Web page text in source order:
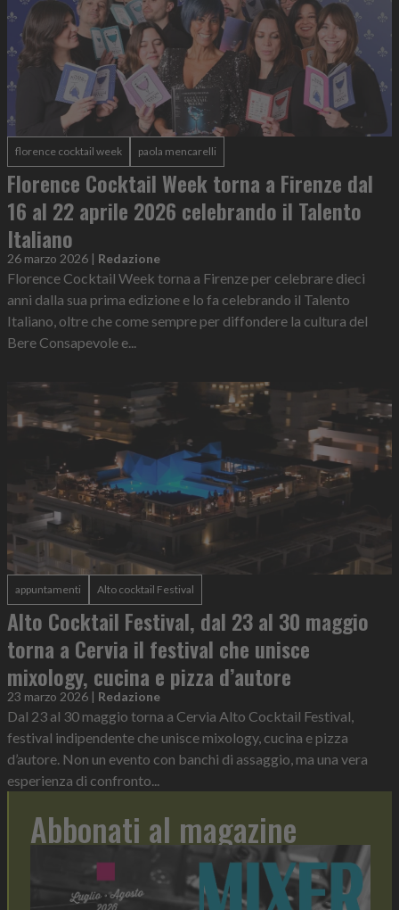
florence cocktail week paola mencarelli
Florence Cocktail Week torna a Firenze dal
16 al 22 aprile 2026 celebrando il Talento
Italiano
26 marzo 2026 | Redazione
Florence Cocktail Week torna a Firenze per celebrare dieci
anni dalla sua prima edizione e lo fa celebrando il Talento
Italiano, oltre che come sempre per diffondere la cultura del
Bere Consapevole e...
appuntamenti Alto cocktail Festival
Alto Cocktail Festival, dal 23 al 30 maggio
torna a Cervia il festival che unisce
mixology, cucina e pizza d’autore
23 marzo 2026 | Redazione
Dal 23 al 30 maggio torna a Cervia Alto Cocktail Festival,
festival indipendente che unisce mixology, cucina e pizza
d’autore. Non un evento con banchi di assaggio, ma una vera
esperienza di confronto...
Abbonati al magazine